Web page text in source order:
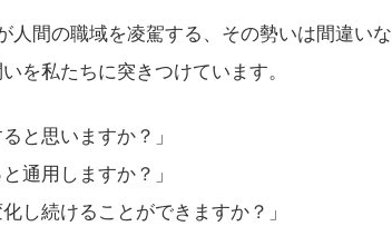
人間の職域を凌駕する、その勢いは間違いな
を私たちに突きつけています。
と思いますか？」
通用しますか？」
し続けることができますか？」